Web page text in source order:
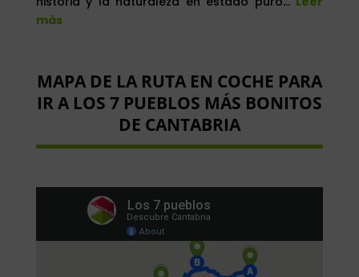
más
MAPA DE LA RUTA EN COCHE PARA
IR A LOS 7 PUEBLOS MÁS BONITOS
DE CANTABRIA